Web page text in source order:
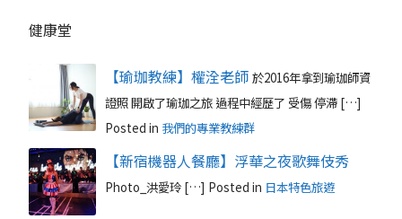
健康堂
【瑜珈教練】權洤老師 於2016年拿到瑜珈師資
證照 開啟了瑜珈之旅 過程中經歷了 受傷 停滯 […]
Posted in 我們的專業教練群
【新宿機器人餐廳】浮華之夜歌舞伎秀
Photo_洪愛玲 […] Posted in 日本特色旅遊